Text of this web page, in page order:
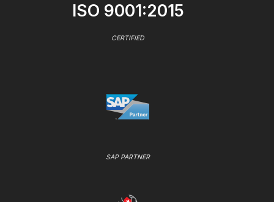
ISO 9001:2015
CERTIFIED
SAP PARTNER